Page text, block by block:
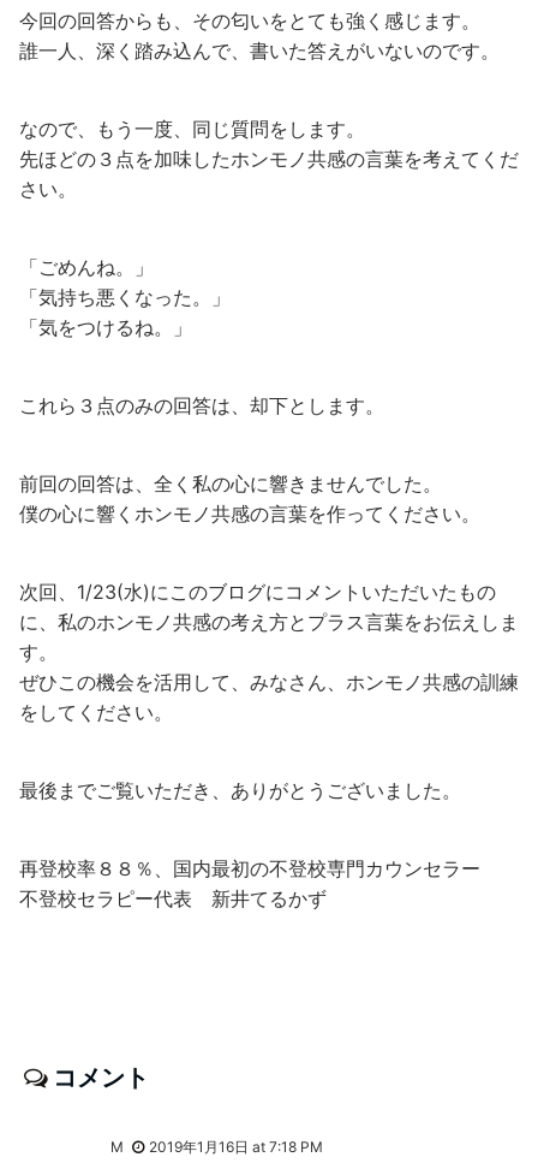
今回の回答からも、その匂いをとても強く感じます。
誰一人、深く踏み込んで、書いた答えがいないのです。
なので、もう一度、同じ質問をします。
先ほどの３点を加味したホンモノ共感の言葉を考えてくだ
さい。
「ごめんね。」
「気持ち悪くなった。」
「気をつけるね。」
これら３点のみの回答は、却下とします。
前回の回答は、全く私の心に響きませんでした。
僕の心に響くホンモノ共感の言葉を作ってください。
次回、1/23(水)にこのブログにコメントいただいたもの
に、私のホンモノ共感の考え方とプラス言葉をお伝えしま
す。
ぜひこの機会を活用して、みなさん、ホンモノ共感の訓練
をしてください。
最後までご覧いただき、ありがとうございました。
再登校率８８％、国内最初の不登校専門カウンセラー
不登校セラピー代表 新井てるかず
コメント
M 2019年1月16日 at 7:18 PM